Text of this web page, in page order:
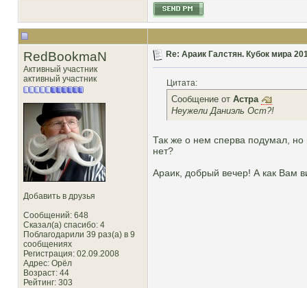
RedBookmaN
Активный участник
активный участник
Добавить в друзья
Сообщений: 648
Сказал(а) спасибо: 4
Поблагодарили 39 раз(а) в 9
сообщениях
Регистрация: 02.09.2008
Адрес: Орёл
Возраст: 44
Рейтинг: 303
Re: Араик Галстян. Кубок мира
Цитата:
Сообщение от Астра
Неужели Даниэль Ост?!
Так же о нем сперва подумал,
нет?
Араик, добрый вечер! А как Вам